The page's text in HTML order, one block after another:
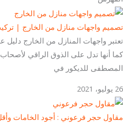
تصميم واجهات منازل من الخارج |
تعتبر واجهات المنازل من الخارج دليل
كما أنها تدل على الذوق الراقي
المصطفى للديكور في
26 يوليو، 2021
مقاول حجر فرعوني : أجود الخامات